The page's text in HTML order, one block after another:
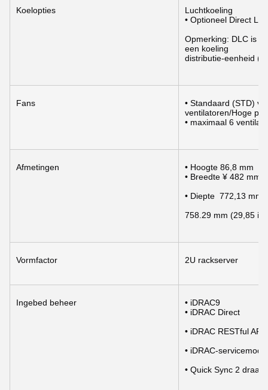
Koelopties
Luchtkoeling
• Optioneel Direct
Opmerking: DLC is
een koeling
distributie-eenheid
Fans
• Standaard (STD)
ventilatoren/Hoge
• maximaal 6
Afmetingen
• Hoogte 86,8 mm
• Breedte ¥ 482 mm
• Diepte  772,13 mm
758.29 mm (29,85
Vormfactor 2U rackserver
Ingebed beheer
• iDRAC9
• iDRAC Direct
• iDRAC RESTful API
• iDRAC-
• Quick Sync 2